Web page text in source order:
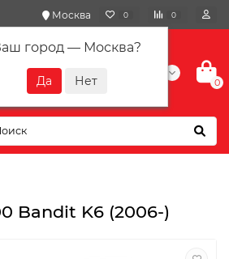
Москва
город — Москва?
0 0
+7(901) 417-10-01
0
Bandit K6 (2006-)